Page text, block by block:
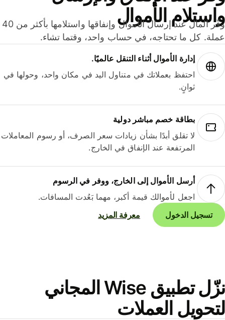
الأموال
وفّر المال عند إرسال الأموال وإنفاقها واستلامها بأكثر من 40
كل ما تحتاجه، في حساب واحد، وقتما تشاء.
إدارة الأموال أثناء التنقل عالميًا.
احتفظ بعملاتك في متناول اليد في مكان واحد، وحولها في
ثوانٍ.
بطاقة خصم مباشر دولية
لا تقلق أبدًا بشأن زيادات سعر الصرف، أو رسوم المعاملات
المرتفعة عند الإنفاق في الخارج.
أرسل الأموال إلى الخارج، ووفر في الرسوم
اجعل لأموالك قيمة أكبر، مهما بَعُدت المسافات.
تسجيل الدخول
معرفة المزيد
نزّل تطبيق Wise المجاني
العملات